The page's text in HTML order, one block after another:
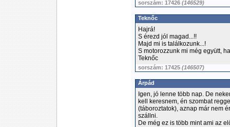
sorszám: 17426 (146529)
Teknőc
Hajrá!
S érezd jól magad...!!
Majd mi is találkozunk...!
S motorozzunk mi még együtt,
Teknőc
sorszám: 17425 (146507)
Árpád
Igen, jó lenne több nap. De
kell keresnem, én szombat
(táboroztatok), aznap már nem
szállni.
De még ez is több mint ami az